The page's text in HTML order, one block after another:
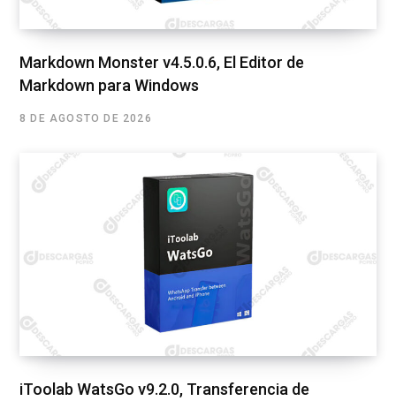
Markdown Monster v4.5.0.6, El Editor de
Markdown para Windows
8 DE AGOSTO DE 2026
iToolab WatsGo v9.2.0, Transferencia de